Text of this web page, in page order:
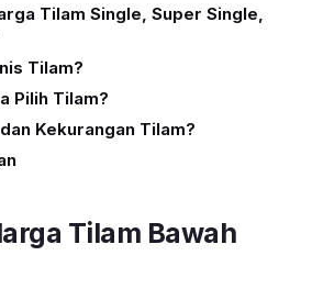
Tilam Single, Super Single,
Tilam?
Pilih Tilam?
Kekurangan Tilam?
Tilam Bawah